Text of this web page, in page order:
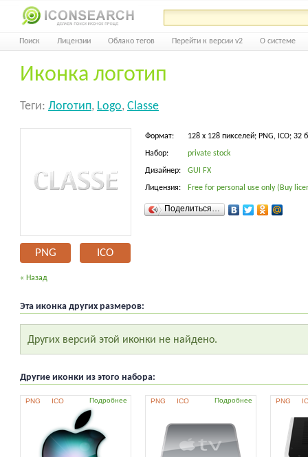
Поиск Лицензии Облако тегов Перейти к версии v2 О системе
Иконка логотип
Теги: Логотип, Logo, Classe
PNG ICO
Формат: 128 x 128 пикселей; PNG, ICO; 32
Набор: private stock
Дизайнер: GUI FX
Лицензия: Free for personal use only (Buy
Поделиться…
« Назад
Эта иконка других размеров:
Других версий этой иконки не найдено.
Другие иконки из этого набора:
PNG ICO Подробнее PNG ICO Подробнее PNG